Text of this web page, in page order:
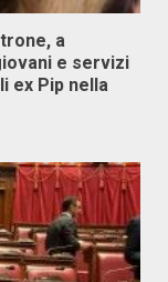
a
e servizi
ex Pip nella